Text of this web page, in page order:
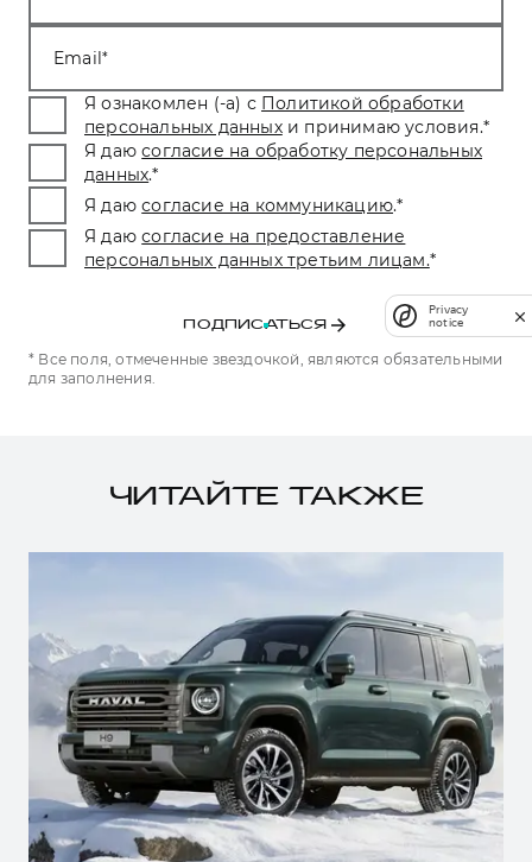
Email
Я ознакомлен (-а) с Политикой обработки
персональных данных и принимаю условия.*
Я даю согласие на обработку персональных
данных.*
Я даю согласие на коммуникацию.*
Я даю согласие на предоставление
персональных данных третьим лицам.*
ПОДПИСАТЬСЯ
* Все поля, отмеченные звездочкой, являются обязательными
для заполнения.
ЧИТАЙТЕ ТАКЖЕ
Privacy
notice